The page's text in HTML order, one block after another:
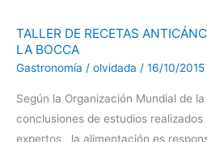
TALLER DE RECETAS
LA BOCCA
Gastronomía / olvidada / 16/10/2015
Según la Organización Mundial de
conclusiones de estudios
expertos, la alimentación es
TALLER
DE
RECETAS
ANTICÁNCER
EN
BODEGA
DE
LA
BOCCA